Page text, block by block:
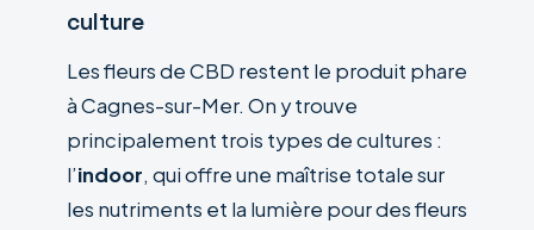
culture
Les fleurs de CBD restent le produit phare
à Cagnes-sur-Mer. On y trouve
principalement trois types de cultures :
l’indoor, qui offre une maîtrise totale sur
les nutriments et la lumière pour des fleurs